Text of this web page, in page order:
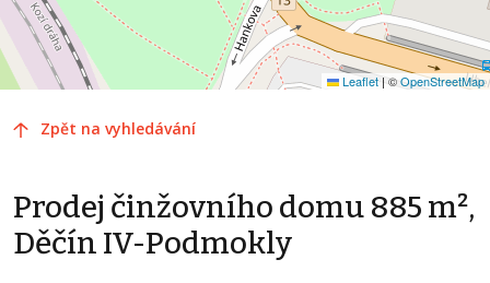
Leaflet | ©OpenStreetMap
Zpět na vyhledávání
Prodej činžovního domu 885 m²,
Děčín IV-Podmokly